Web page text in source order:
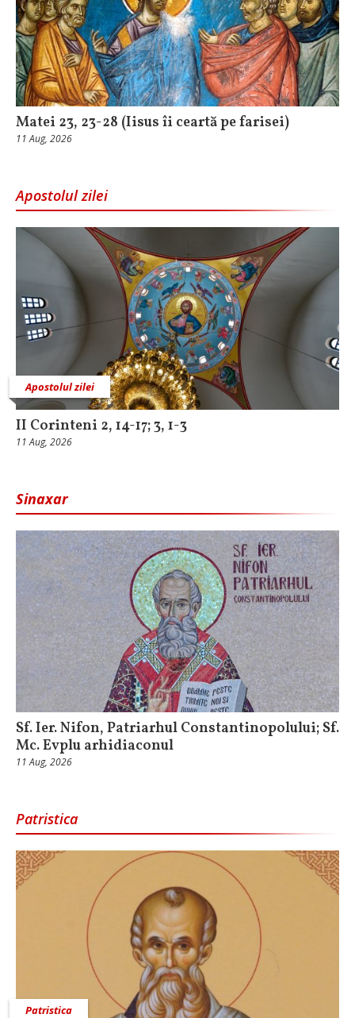
Matei 23, 23-28 (Iisus îi ceartă pe farisei)
11 Aug, 2026
Apostolul zilei
Apostolul zilei
II Corinteni 2, 14-17; 3, 1-3
11 Aug, 2026
Sinaxar
Sf. Ier. Nifon, Patriarhul Constantinopolului; Sf.
Mc. Evplu arhidiaconul
11 Aug, 2026
Patristica
Patristica